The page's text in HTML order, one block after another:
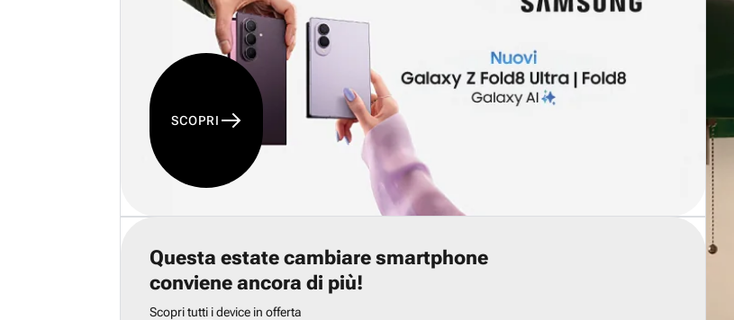
SCOPRI
Questa estate cambiare smartphone
conviene ancora di più!
Scopri tutti i device in offerta